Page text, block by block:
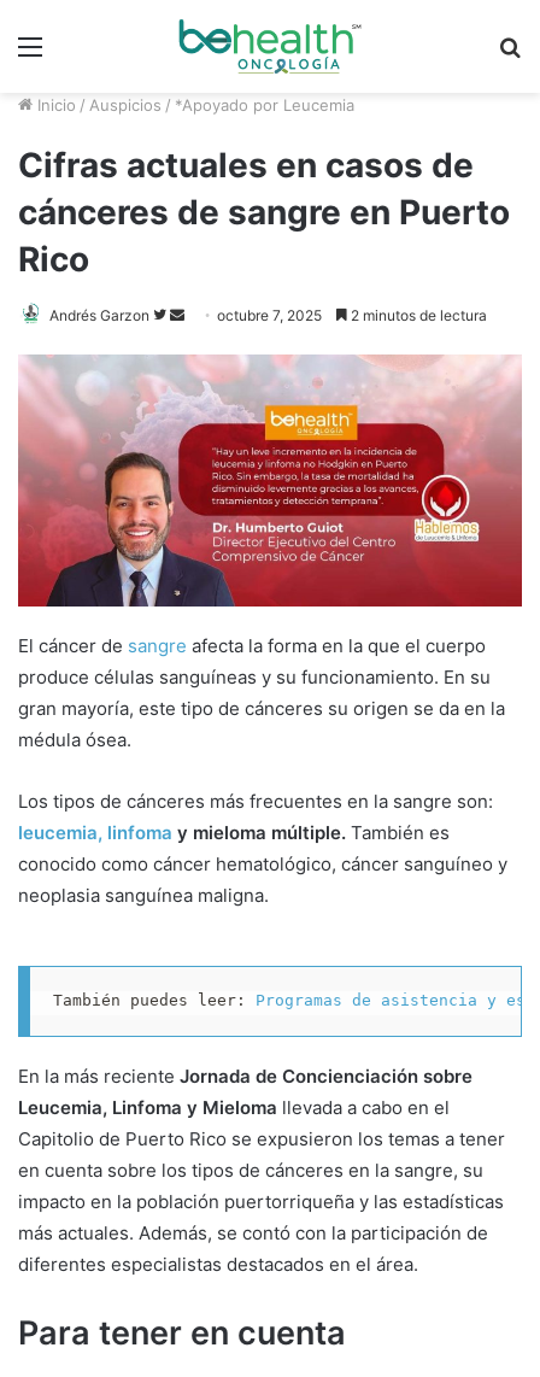
Inicio / Auspicios / *Apoyado por Leucemia
Cifras actuales en casos de
cánceres de sangre en Puerto
Rico
Andrés Garzon
F
l
o
n
T
w
i
e
r
n
d
a
m
a
l
octubre 7, 2025 2 minutos de lectura
El cáncer de sangre afecta la forma en la que el cuerpo
produce células sanguíneas y su funcionamiento. En su
gran mayoría, este tipo de cánceres su origen se da en la
médula ósea.
Los tipos de cánceres más frecuentes en la sangre son:
leucemia, linfoma y mieloma múltiple. También es
conocido como cáncer hematológico, cáncer sanguíneo y
neoplasia sanguínea maligna.
También puedes leer: Programas de asistencia y
En la más reciente Jornada de Concienciación sobre
Leucemia, Linfoma y Mieloma llevada a cabo en el
Capitolio de Puerto Rico se expusieron los temas a tener
en cuenta sobre los tipos de cánceres en la sangre, su
impacto en la población puertorriqueña y las estadísticas
más actuales. Además, se contó con la participación de
diferentes especialistas destacados en el área.
Para tener en cuenta